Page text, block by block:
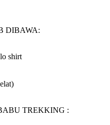
DIBAWA:
shirt
TREKKING :